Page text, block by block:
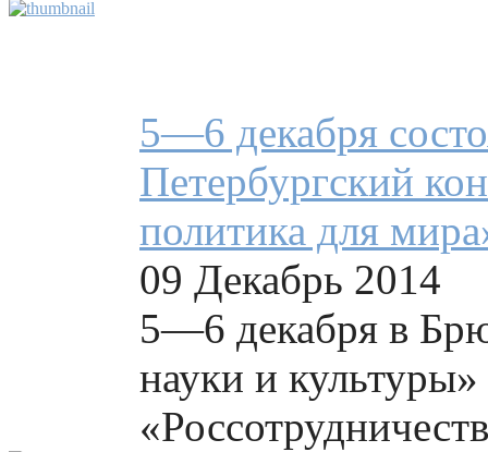
5—6 декабря
Петербургский
политика для
09 Декабрь 2014
5—6 декабря в
науки и культуры»